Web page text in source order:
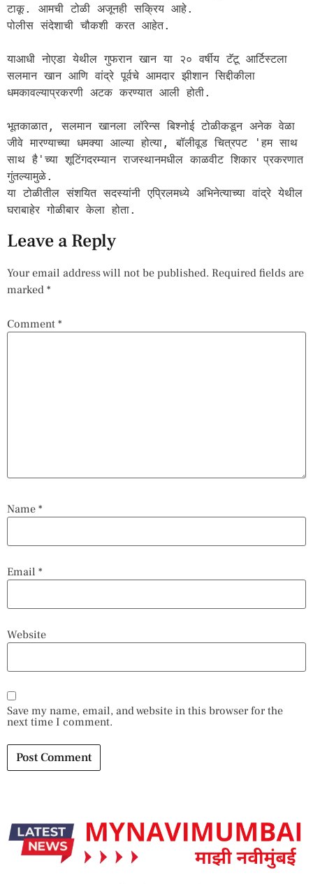
टाकू. आमची टोळी अजूनही सक्रिय आहे.
पोलीस संदेशाची चौकशी करत आहेत.
याआधी नोएडा येथील गुफरान खान या २० वर्षीय टॅटू आर्टिस्टला
सलमान खान आणि वांद्रे पूर्वचे आमदार झीशान सिद्दीकीला
धमकावल्याप्रकरणी अटक करण्यात आली होती.
भूतकाळात, सलमान खानला लॉरेन्स बिश्नोई टोळीकडून अनेक वेळा
जीवे मारण्याच्या धमक्या आल्या होत्या, बॉलीवूड चित्रपट 'हम साथ
साथ है'च्या शूटिंगदरम्यान राजस्थानमधील काळवीट शिकार प्रकरणात
गुंतल्यामुळे.
या टोळीतील संशयित सदस्यांनी एप्रिलमध्ये अभिनेत्याच्या वांद्रे येथील
घराबाहेर गोळीबार केला होता.
Leave a Reply
Your email address will not be published. Required fields are
marked *
Comment *
Name *
Email *
Website
Save my name, email, and website in this browser for the
next time I comment.